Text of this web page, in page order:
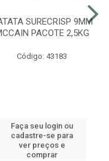
SURECRISP 9MM
PACOTE 2,5KG
Código: 43183
Faça seu login ou
cadastre-se para
ver preços e
comprar